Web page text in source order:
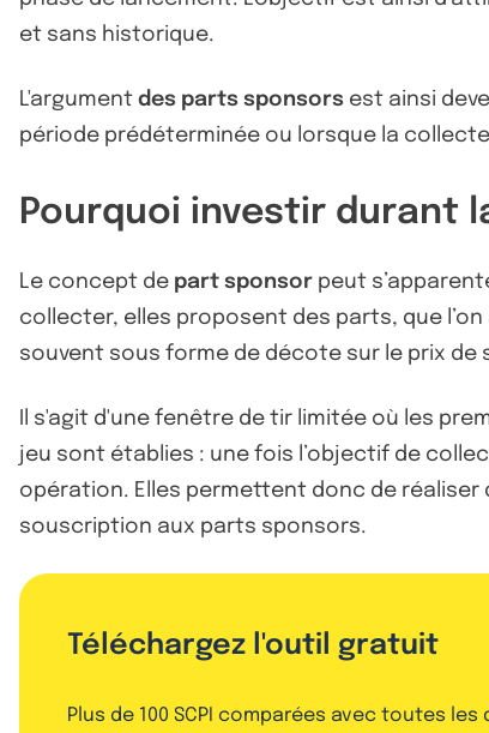
et sans historique.
L'argument des parts sponsors est ainsi
période prédéterminée ou lorsque la
Pourquoi investir durant
Le concept de part sponsor peut
collecter, elles proposent des parts, que
souvent sous forme de décote sur le prix de
Il s'agit d'une fenêtre de tir limitée où les
jeu sont établies : une fois l’objectif de
opération. Elles permettent donc de
souscription aux parts sponsors.
Téléchargez l'outil gratuit
Plus de 100 SCPI comparées avec toutes les